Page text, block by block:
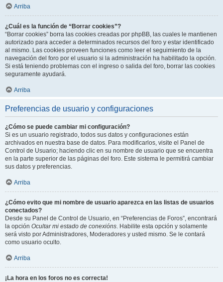
Arriba
¿Cuál es la función de “Borrar cookies”?
“Borrar cookies” borra las cookies creadas por phpBB, las cuales le mantienen
autorizado para acceder a determinados recursos del foro y estar identificado
al mismo. Las cookies proveen funciones como leer el seguimiento de la
navegación del foro por el usuario si la administración ha habilitado la opción.
Si está teniendo problemas con el ingreso o salida del foro, borrar las cookies
seguramente ayudará.
Arriba
Preferencias de usuario y configuraciones
¿Cómo se puede cambiar mi configuración?
Si es un usuario registrado, todos sus datos y configuraciones están
archivados en nuestra base de datos. Para modificarlos, visite el Panel de
Control de Usuario; haciendo clic en su nombre de usuario que se encuentra
en la parte superior de las páginas del foro. Este sistema le permitirá cambiar
sus datos y preferencias.
Arriba
¿Cómo evito que mi nombre de usuario aparezca en las listas de usuarios
conectados?
Desde su Panel de Control de Usuario, en “Preferencias de Foros”, encontrará
la opción Ocultar mi estado de conexións. Habilite esta opción y solamente
será visto por Administradores, Moderadores y usted mismo. Se le contará
como usuario oculto.
Arriba
¡La hora en los foros no es correcta!